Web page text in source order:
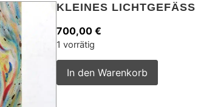
KLEINES LICHTGEFÄSS
700,00 €
1 vorrätig
In den Warenkorb